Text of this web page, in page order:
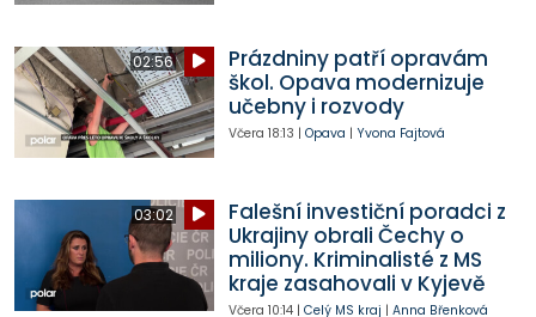
02:56
Prázdniny patří opravám
škol. Opava modernizuje
učebny i rozvody
Včera 18:13 | Opava | Yvona Fajtová
03:02
Falešní investiční poradci z
Ukrajiny obrali Čechy o
miliony. Kriminalisté z MS
kraje zasahovali v Kyjevě
Včera 10:14| Celý MS kraj | Anna Břenková